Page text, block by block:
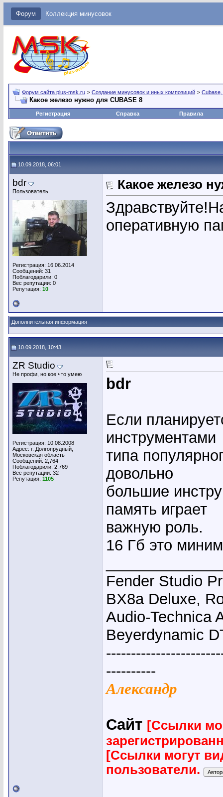
Форум Коллекция минусовок
Форум сайта plus-msk.ru > Создание минусовок и иных композиций >
Какое железо нужно для CUBASE 8
Регистрация Справка Правила
10.09.2018, 06:01
bdr
Пользователь
Регистрация: 16.06.2014
Сообщений: 31
Поблагодарили: 0
Вес репутации: 0
Репутация: 10
Какое железо
оперативную
Дополнительная информация
10.09.2018, 10:43
ZR Studio
Не профи, но кое что умею
Регистрация: 10.08.2008
Адрес: г. Долгопрудный,
Московская область
Сообщений: 2,764
Поблагодарили: 2,769
Вес репутации: 32
Репутация: 1105
bdr
Если
инструментами
типа
довольно
большие
память играет
важную роль.
16 Гб это
Fender Studio
BX8a Deluxe,
Audio-Technica
Beyerdynamic
----------
Александр
Сайт [Ссылки
[Ссылки могут
пользователи.